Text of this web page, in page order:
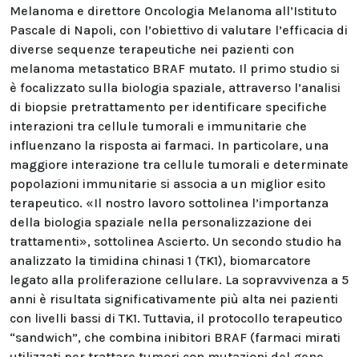
Melanoma e direttore Oncologia Melanoma all’Istituto
Pascale di Napoli, con l’obiettivo di valutare l’efficacia di
diverse sequenze terapeutiche nei pazienti con
melanoma metastatico BRAF mutato. Il primo studio si
è focalizzato sulla biologia spaziale, attraverso l’analisi
di biopsie pretrattamento per identificare specifiche
interazioni tra cellule tumorali e immunitarie che
influenzano la risposta ai farmaci. In particolare, una
maggiore interazione tra cellule tumorali e determinate
popolazioni immunitarie si associa a un miglior esito
terapeutico. «Il nostro lavoro sottolinea l’importanza
della biologia spaziale nella personalizzazione dei
trattamenti», sottolinea Ascierto. Un secondo studio ha
analizzato la timidina chinasi 1 (TK1), biomarcatore
legato alla proliferazione cellulare. La sopravvivenza a 5
anni è risultata significativamente più alta nei pazienti
con livelli bassi di TK1. Tuttavia, il protocollo terapeutico
“sandwich”, che combina inibitori BRAF (farmaci mirati